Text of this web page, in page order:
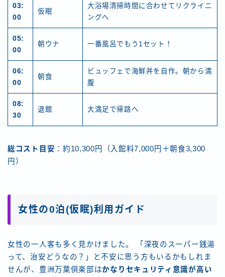
03:
00
仮眠
大浴場清掃時間に合わせてリクライニ
ングへ
05:
00
朝ウナ 一番風呂でもう1セット！
06:
00
朝食
ビュッフェで海鮮丼を自作。朝から満
腹
08:
30
退館 大満足で帰路へ
総コスト目安 ：約10,300円（入館料7,000円＋朝食3,300
円）
女性の0泊(仮眠)利用ガイド
女性の一人客も多く見かけました。 「深夜のスーパー銭湯
って、治安どうなの？」と不安に思う方もいるかもしれま
せんが、豊洲万葉倶楽部はかなりセキュリティ意識が高い